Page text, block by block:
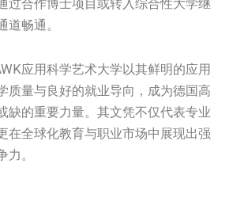
过合作博士项目或转入综合性大学继
道畅通。
应用科学艺术大学以其鲜明的应用
质量与良好的就业导向，成为德国高
缺的重要力量。其文凭不仅代表专业
在全球化教育与职业市场中展现出强
。